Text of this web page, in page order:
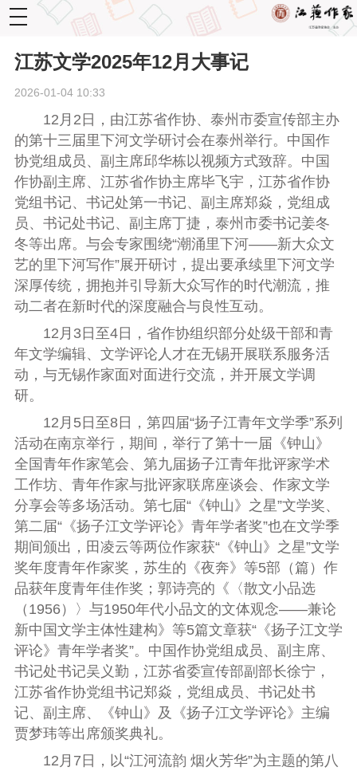
toggle
navigation
江苏文学2025年12月大事记
2026-01-04 10:33
12月2日，由江苏省作协、泰州市委宣传部主办
的第十三届里下河文学研讨会在泰州举行。中国作
协党组成员、副主席邱华栋以视频方式致辞。中国
作协副主席、江苏省作协主席毕飞宇，江苏省作协
党组书记、书记处第一书记、副主席郑焱，党组成
员、书记处书记、副主席丁捷，泰州市委书记姜冬
冬等出席。 与会专家围绕“潮涌里下河——新大众文
艺的里下河写作”展开研讨， 提出要承续里下河文学
深厚传统，拥抱并引导新大众写作的时代潮流，推
动二者在新时代的深度融合与良性互动。
12月3日至4日，省作协组织部分处级干部和青
年文学编辑、文学评论人才在无锡开展联系服务活
动，与无锡作家面对面进行交流， 并开展文学调
研。
12月5日至8日，第四届“扬子江青年文学季”系列
活动在南京举行，期间，举行了第十一届《钟山》
全国青年作家笔会、第九届扬子江青年批评家学术
工作坊、青年作家与批评家联席座谈会、作家文学
分享会等多场活动。第七届“《钟山》之星”文学奖、
第二届“《扬子江文学评论》青年学者奖”也在文学季
期间颁出，田凌云等两位作家获“《钟山》之星”文学
奖年度青年作家奖，苏生的《夜奔》等5部（篇）作
品获年度青年佳作奖；郭诗亮的《〈散文小品选
（1956）〉与1950年代小品文的文体观念——兼论
新中国文学主体性建构》等5篇文章获“《扬子江文学
评论》青年学者奖”。中国作协党组成员、副主席、
书记处书记吴义勤，江苏省委宣传部副部长徐宁，
江苏省作协党组书记郑焱，党组成员、 书记处书
记、副主席、
《钟山》及《扬子江文学评论》主编
贾梦玮等出席颁奖典礼。
12月7日，以“江河流韵 烟火芳华”为主题的第八